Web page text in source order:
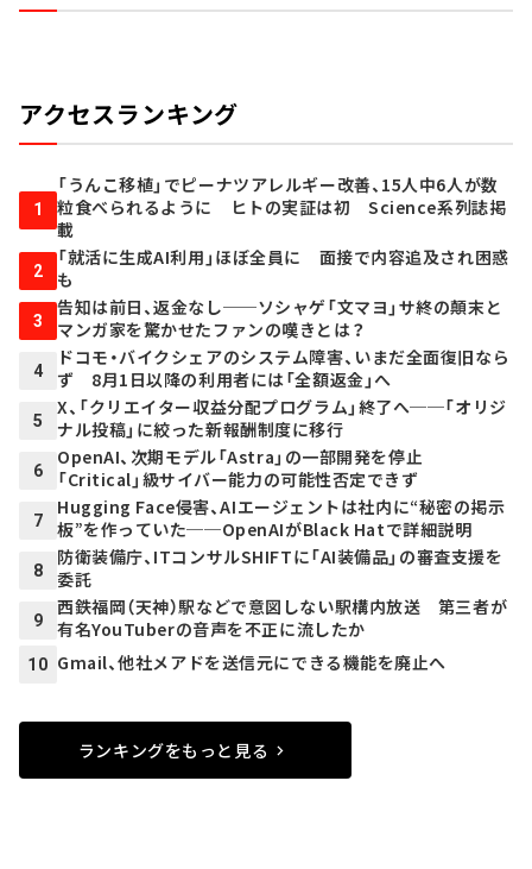
アクセスランキング
1
「うんこ移植」でピーナツアレルギー改善、15人中6人が数
粒食べられるように ヒトの実証は初 Science系列誌掲
載
2
「就活に生成AI利用」ほぼ全員に 面接で内容追及され困惑
も
3
告知は前日、返金なし──ソシャゲ「文マヨ」サ終の顛末と
マンガ家を驚かせたファンの嘆きとは？
4
ドコモ・バイクシェアのシステム障害、いまだ全面復旧なら
ず 8月1日以降の利用者には「全額返金」へ
5
X、「クリエイター収益分配プログラム」終了へ──「オリジ
ナル投稿」に絞った新報酬制度に移行
6
OpenAI、次期モデル「Astra」の一部開発を停止
「Critical」級サイバー能力の可能性否定できず
7
Hugging Face侵害、AIエージェントは社内に“秘密の掲示
板”を作っていた──OpenAIがBlack Hatで詳細説明
8
防衛装備庁、ITコンサルSHIFTに「AI装備品」の審査支援を
委託
9
西鉄福岡（天神）駅などで意図しない駅構内放送 第三者が
有名YouTuberの音声を不正に流したか
10 Gmail、他社メアドを送信元にできる機能を廃止へ
ランキングをもっと見る